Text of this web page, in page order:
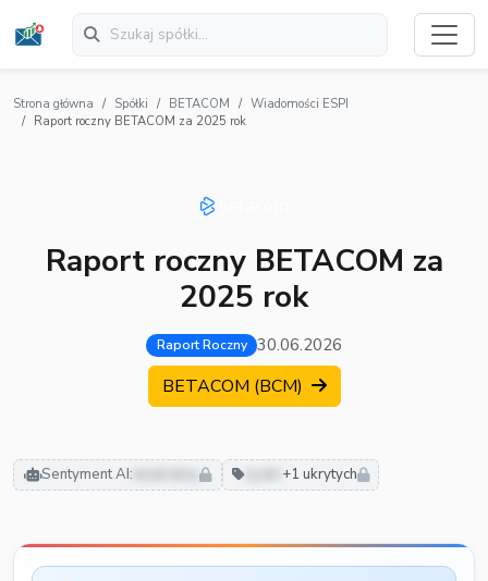
Strona główna Spółki BETACOM
Wiadomości ESPI
Raport roczny BETACOM za 2025 rok
Raport roczny BETACOM za
2025 rok
Raport Roczny 30.06.2026
BETACOM (BCM)
Sentyment AI: neutralny +1 ukrytych